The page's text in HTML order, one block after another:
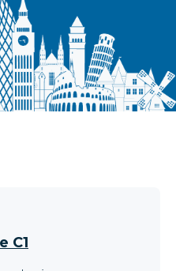
C1